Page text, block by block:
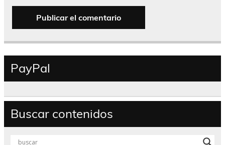
PayPal
Buscar contenidos